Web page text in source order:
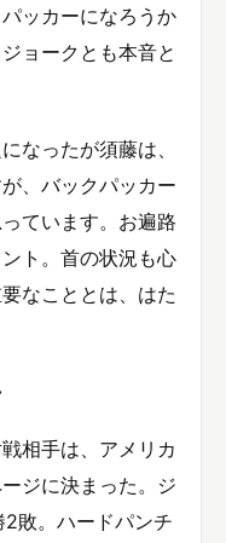
ッカーになろうか
ョークとも本音と
なったが須藤は、
、バックパッカー
ています。お遍路
ト。首の状況も心
なこととは、はた
相手は、アメリカ
ジに決まった。ジ
敗。ハードパンチ